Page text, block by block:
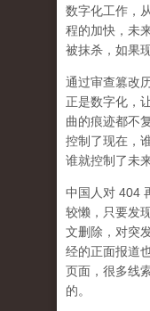
数字化工作，
程的加快，未
被抹杀，如果
通过审查篡改
正是数字化，
曲的痕迹都不
控制了现在，
谁就控制了未来
中国人对 404
较懒，只要发
文删除，对突
经的正面报道
页面， 很多线
的。